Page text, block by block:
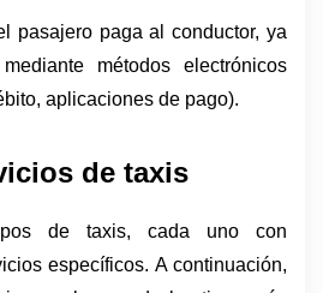
pasajero paga al conductor, ya
métodos electrónicos
aplicaciones de pago).
de taxis
de taxis, cada uno con
específicos. A continuación,